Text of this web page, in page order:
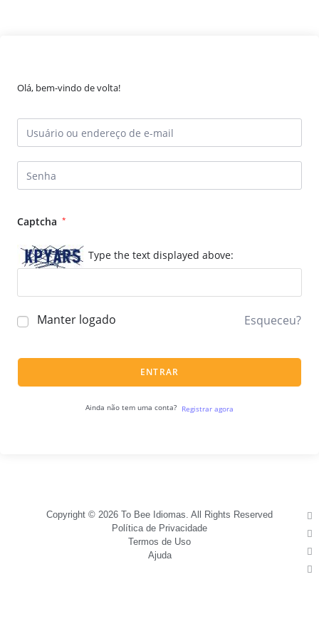
Olá, bem-vindo de volta!
Captcha *
Type the text displayed above:
Manter logado Esqueceu?
ENTRAR
Ainda não tem uma conta? Registrar agora
Copyright © 2026 To Bee Idiomas. All Rights Reserved
Política de Privacidade
Termos de Uso
Ajuda